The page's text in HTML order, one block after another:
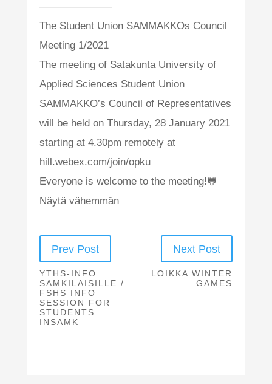
———————
The Student Union SAMMAKKOs Council
Meeting 1/2021
The meeting of Satakunta University of
Applied Sciences Student Union
SAMMAKKO’s Council of Representatives
will be held on Thursday, 28 January 2021
starting at 4.30pm remotely at
hill.webex.com/join/opku
Everyone is welcome to the meeting!🐸
Näytä vähemmän
Prev Post
YTHS-INFO
SAMKILAISILLE /
FSHS INFO
SESSION FOR
STUDENTS
INSAMK
Next Post
LOIKKA WINTER
GAMES